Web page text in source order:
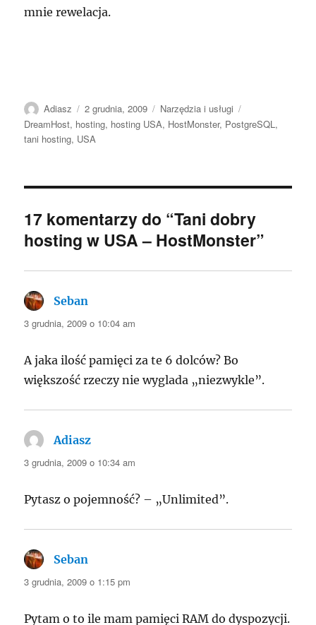
mnie rewelacja.
Autor
Adiasz
Data
publikacji
2 grudnia, 2009 Kategorie
Narzędzia i usługi
DreamHost, hosting, hosting USA, HostMonster, PostgreSQL,
tani hosting, USA
17 komentarzy do “Tani dobry
hosting w USA – HostMonster”
Seban
3 grudnia, 2009 o 10:04 am
A jaka ilość pamięci za te 6 dolców? Bo
większość rzeczy nie wyglada „niezwykle”.
Adiasz
3 grudnia, 2009 o 10:34 am
Pytasz o pojemność? – „Unlimited”.
Seban
3 grudnia, 2009 o 1:15 pm
Pytam o to ile mam pamięci RAM do dyspozycji.